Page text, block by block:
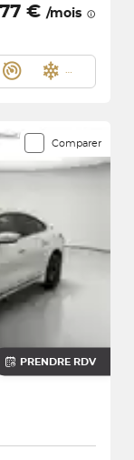
€ /mois
Comparer
PRENDRE RDV